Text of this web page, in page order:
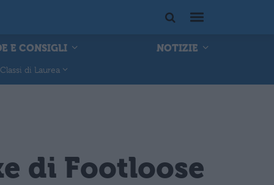
E CONSIGLI NOTIZIE
Classi di Laurea
di Footloose